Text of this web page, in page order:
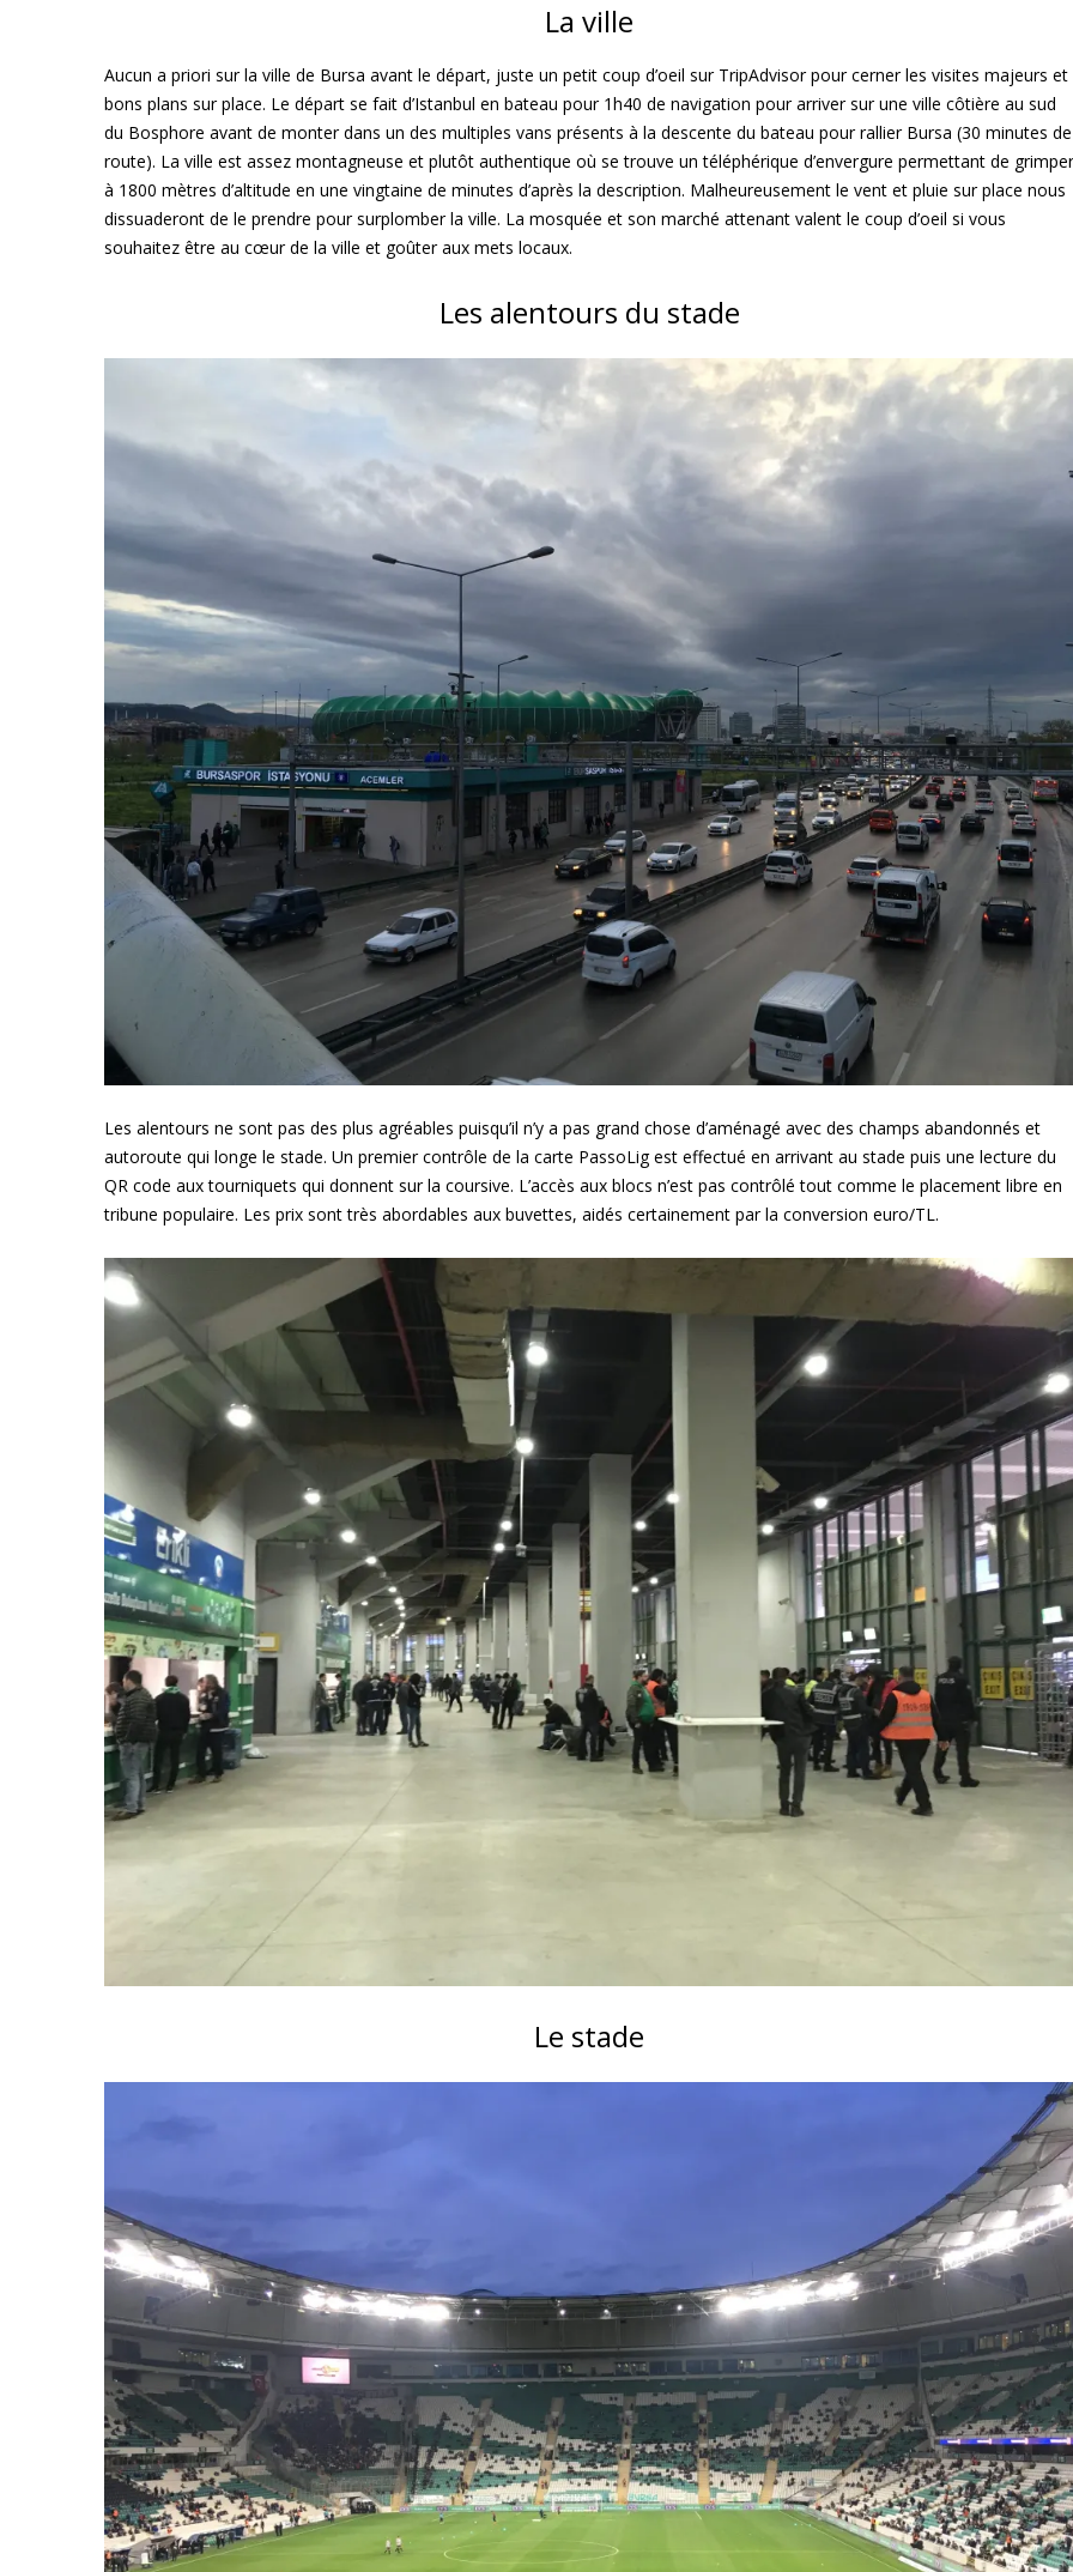
La ville
Aucun a priori sur la ville de Bursa avant le départ, juste un petit coup d’oeil sur TripAdvisor pour cerner les visites majeurs et
bons plans sur place. Le départ se fait d’Istanbul en bateau pour 1h40 de navigation pour arriver sur une ville côtière au sud
du Bosphore avant de monter dans un des multiples vans présents à la descente du bateau pour rallier Bursa (30 minutes de
route). La ville est assez montagneuse et plutôt authentique où se trouve un téléphérique d’envergure permettant de grimper
à 1800 mètres d’altitude en une vingtaine de minutes d’après la description. Malheureusement le vent et pluie sur place nous
dissuaderont de le prendre pour surplomber la ville. La mosquée et son marché attenant valent le coup d’oeil si vous
souhaitez être au cœur de la ville et goûter aux mets locaux.
Les alentours du stade
Les alentours ne sont pas des plus agréables puisqu’il n’y a pas grand chose d’aménagé avec des champs abandonnés et
autoroute qui longe le stade. Un premier contrôle de la carte PassoLig est effectué en arrivant au stade puis une lecture du
QR code aux tourniquets qui donnent sur la coursive. L’accès aux blocs n’est pas contrôlé tout comme le placement libre en
tribune populaire. Les prix sont très abordables aux buvettes, aidés certainement par la conversion euro/TL.
Le stade